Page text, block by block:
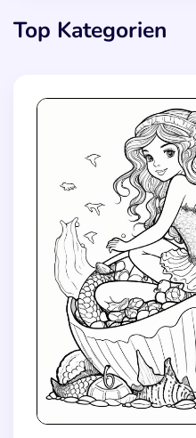
Top Kategorien